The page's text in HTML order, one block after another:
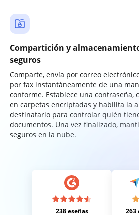
Compartición y
seguros
Comparte, envía por correo
por fax instantáneamente de una
conforme. Establece una contraseña,
en carpetas encriptadas y habilita la
destinatario para controlar quién
documentos. Una vez finalizado,
seguros en la nube.
238 eseñas 263